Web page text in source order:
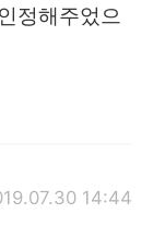
정해주었으
14:44